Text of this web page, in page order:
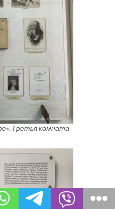
Третья комната